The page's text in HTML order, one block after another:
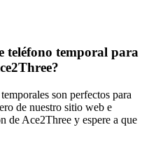
teléfono temporal para
son perfectos para
de nuestro sitio web e
de Ace2Three y espere a que